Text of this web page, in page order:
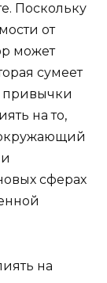
Поскольку
от
может
сумеет
привычки
на то,
сферах